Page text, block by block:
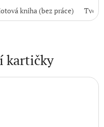
kniha (bez práce)
kartičky